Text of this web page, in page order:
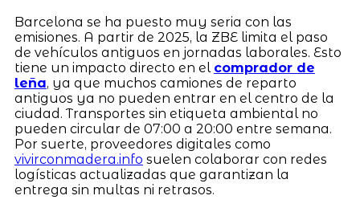
Barcelona se ha puesto muy seria con las
emisiones. A partir de 2025, la ZBE limita el paso
de vehículos antiguos en jornadas laborales. Esto
tiene un impacto directo en el comprador de
leña, ya que muchos camiones de reparto
antiguos ya no pueden entrar en el centro de la
ciudad. Transportes sin etiqueta ambiental no
pueden circular de 07:00 a 20:00 entre semana.
Por suerte, proveedores digitales como
vivirconmadera.info suelen colaborar con redes
logísticas actualizadas que garantizan la
entrega sin multas ni retrasos.